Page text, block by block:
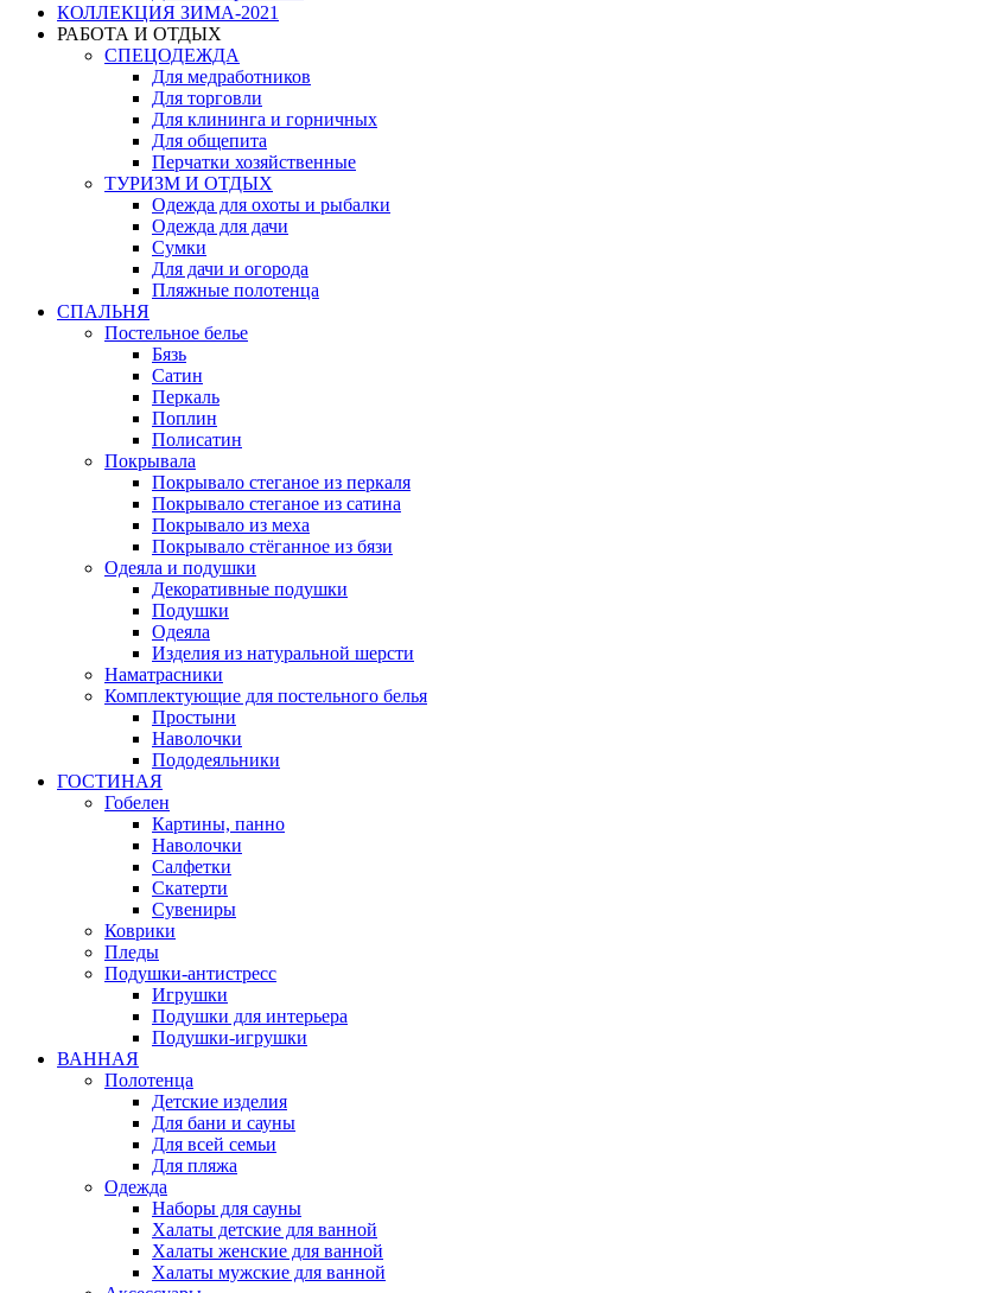
КОЛЛЕКЦИЯ ЗИМА-2021
РАБОТА И ОТДЫХ
СПЕЦОДЕЖДА
Для медработников
Для торговли
Для клининга и горничных
Для общепита
Перчатки хозяйственные
ТУРИЗМ И ОТДЫХ
Одежда для охоты и рыбалки
Одежда для дачи
Сумки
Для дачи и огорода
Пляжные полотенца
СПАЛЬНЯ
Постельное белье
Бязь
Сатин
Перкаль
Поплин
Полисатин
Покрывала
Покрывало стеганое из перкаля
Покрывало стеганое из сатина
Покрывало из меха
Покрывало стёганное из бязи
Одеяла и подушки
Декоративные подушки
Подушки
Одеяла
Изделия из натуральной шерсти
Наматраcники
Комплектующие для постельного белья
Простыни
Наволочки
Пододеяльники
ГОСТИНАЯ
Гобелен
Картины, панно
Наволочки
Салфетки
Скатерти
Сувениры
Коврики
Пледы
Подушки-антистресс
Игрушки
Подушки для интерьера
Подушки-игрушки
ВАННАЯ
Полотенца
Детские изделия
Для бани и сауны
Для всей семьи
Для пляжа
Одежда
Наборы для сауны
Халаты детские для ванной
Халаты женские для ванной
Халаты мужские для ванной